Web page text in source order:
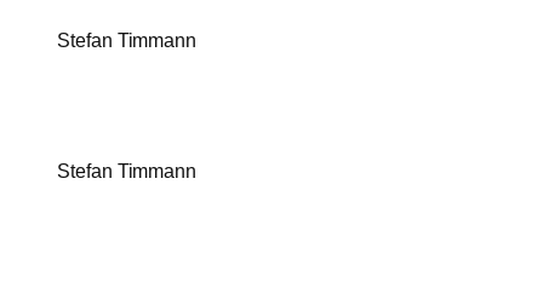
Stefan Timmann
Stefan Timmann